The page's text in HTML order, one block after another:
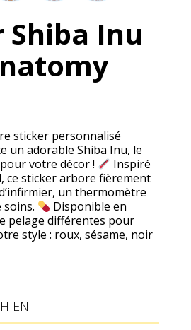
Shiba Inu
sticker personnalisé
un adorable Shiba Inu, le
votre décor !
Inspiré
ce sticker arbore fièrement
un thermomètre
Disponible en
pelage différentes pour
style : roux, sésame, noir